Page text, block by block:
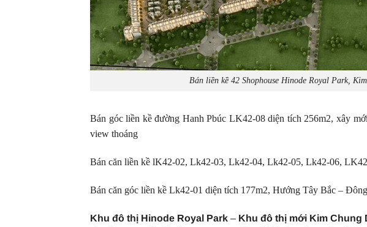
Bán liền kề 42 Shophouse Hinode Royal Park,
Bán góc liền kề đường Hanh Pbúc LK42-08 diện tích 256m2, xây
view thoáng
Bán căn liền kề lK42-02, Lk42-03, Lk42-04, Lk42-05, Lk42-06,
Bán căn góc liền kề Lk42-01 diện tích 177m2, Hướng Tây Bắc –
Khu đô thị Hinode Royal Park – Khu đô thị mới Kim Chung